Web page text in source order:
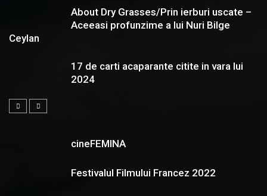
About Dry Grasses/Prin ierburi uscate –
Aceeasi profunzime a lui Nuri Bilge
Ceylan
17 de carti acaparante citite in vara lui
2024
cineFEMINA
Festivalul Filmului Francez 2022